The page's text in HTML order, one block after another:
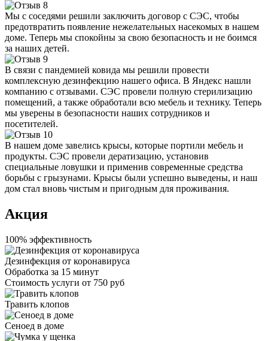
Мы с соседями решили заключить договор с СЭС, чтобы
предотвратить появление нежелательных насекомых в нашем
доме. Теперь мы спокойны за свою безопасность и не боимся
за наших детей.
В связи с пандемией ковида мы решили провести
комплексную дезинфекцию нашего офиса. В Яндекс нашли
компанию с отзывами. СЭС провели полную стерилизацию
помещений, а также обработали всю мебель и технику. Теперь
мы уверены в безопасности наших сотрудников и
посетителей.
В нашем доме завелись крысы, которые портили мебель и
продукты. СЭС провели дератизацию, установив
специальные ловушки и применив современные средства
борьбы с грызунами. Крысы были успешно выведены, и наш
дом стал вновь чистым и пригодным для проживания.
Акция
100% эффективность
Дезинфекция от коронавируса
Обработка за 15 минут
Стоимость услуги от 750 руб
Травить клопов
Сеноед в доме